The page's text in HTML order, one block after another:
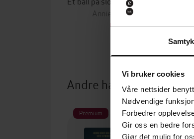
Vi bruker cookies
Våre nettsider
Nødvendige
Forbedrer
Gir oss en bedre
Gjør det mulig for
Annie Burrows
EBOK
Andre har også kjøpt
Premium